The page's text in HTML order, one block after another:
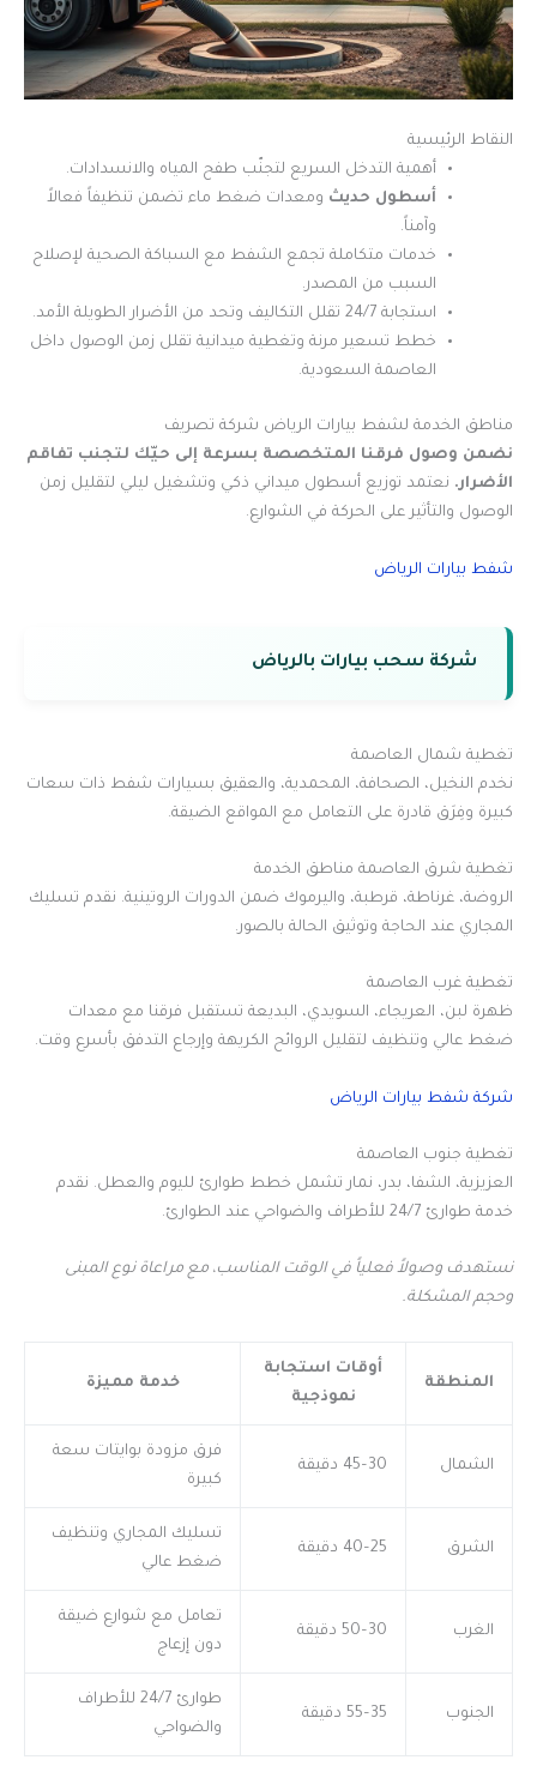
النقاط الرئيسية
أهمية التدخل السريع لتجنّب طفح المياه والانسدادات.
أسطول حديث ومعدات ضغط ماء تضمن تنظيفاً فعالاً
وآمناً.
خدمات متكاملة تجمع الشفط مع السباكة الصحية لإصلاح
السبب من المصدر.
استجابة 24/7 تقلل التكاليف وتحد من الأضرار الطويلة الأمد.
خطط تسعير مرنة وتغطية ميدانية تقلل زمن الوصول داخل
العاصمة السعودية.
مناطق الخدمة لشفط بيارات الرياض شركة تصريف
نضمن وصول فرقنا المتخصصة بسرعة إلى حيّك لتجنب تفاقم
الأضرار. نعتمد توزيع أسطول ميداني ذكي وتشغيل ليلي لتقليل زمن
الوصول والتأثير على الحركة في الشوارع.
شفط بيارات الرياض
شركة سحب بيارات بالرياض
تغطية شمال العاصمة
نخدم النخيل، الصحافة، المحمدية، والعقيق بسيارات شفط ذات سعات
كبيرة وفِرَق قادرة على التعامل مع المواقع الضيقة.
تغطية شرق العاصمة مناطق الخدمة
الروضة، غرناطة، قرطبة، واليرموك ضمن الدورات الروتينية. نقدم تسليك
المجاري عند الحاجة وتوثيق الحالة بالصور.
تغطية غرب العاصمة
ظهرة لبن، العريجاء، السويدي، البديعة تستقبل فرقنا مع معدات
ضغط عالي وتنظيف لتقليل الروائح الكريهة وإرجاع التدفق بأسرع وقت.
شركة شفط بيارات الرياض
تغطية جنوب العاصمة
العزيزية، الشفا، بدر، نمار تشمل خطط طوارئ لليوم والعطل. نقدم
خدمة طوارئ 24/7 للأطراف والضواحي عند الطوارئ.
نستهدف وصولاً فعلياً في الوقت المناسب، مع مراعاة نوع المبنى
وحجم المشكلة.
المنطقة
أوقات استجابة
نموذجية
خدمة مميزة
الشمال 30–45 دقيقة
فرق مزودة بوايتات سعة
كبيرة
الشرق 25–40 دقيقة
تسليك المجاري وتنظيف
ضغط عالي
الغرب 30–50 دقيقة
تعامل مع شوارع ضيقة
دون إزعاج
الجنوب 35–55 دقيقة
طوارئ 24/7 للأطراف
والضواحي